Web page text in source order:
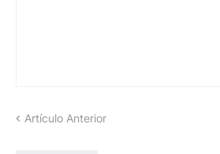
Artículo Anterior